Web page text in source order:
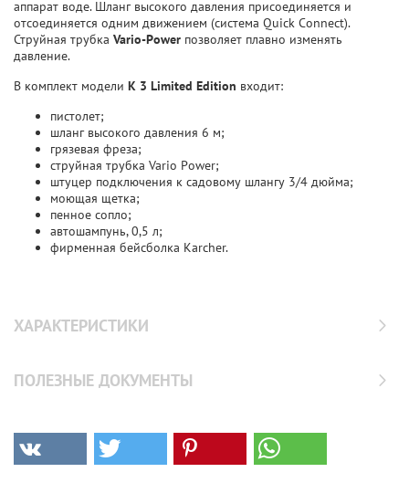
аппарат воде. Шланг высокого давления присоединяется и
отсоединяется одним движением (система Quick Connect).
Струйная трубка Vario-Power позволяет плавно изменять
давление.
В комплект модели K 3 Limited Edition входит:
пистолет;
шланг высокого давления 6 м;
грязевая фреза;
струйная трубка Vario Power;
штуцер подключения к садовому шлангу 3/4 дюйма;
моющая щетка;
пенное сопло;
автошампунь, 0,5 л;
фирменная бейсболка Karcher.
ХАРАКТЕРИСТИКИ
ПОЛЕЗНЫЕ ДОКУМЕНТЫ